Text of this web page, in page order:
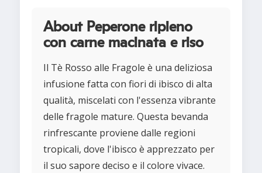
About Peperone ripieno
con carne macinata e riso
Il Tè Rosso alle Fragole è una deliziosa
infusione fatta con fiori di ibisco di alta
qualità, miscelati con l'essenza vibrante
delle fragole mature. Questa bevanda
rinfrescante proviene dalle regioni
tropicali, dove l'ibisco è apprezzato per
il suo sapore deciso e il colore vivace.